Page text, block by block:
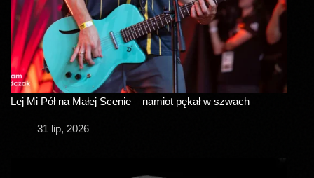
Lej Mi Pół na Małej Scenie – namiot pękał w szwach
31 lip, 2026